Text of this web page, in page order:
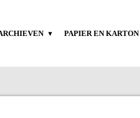
PAPIER EN KARTON